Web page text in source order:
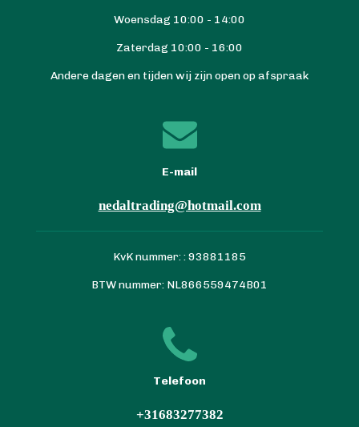
Woensdag 10:00 - 14:00
Zaterdag 10:00 - 16:00
Andere dagen en tijden wij zijn open op afspraak
E-mail
nedaltrading@hotmail.com
KvK nummer: : 93881185
BTW nummer: NL866559474B01
Telefoon
+31683277382